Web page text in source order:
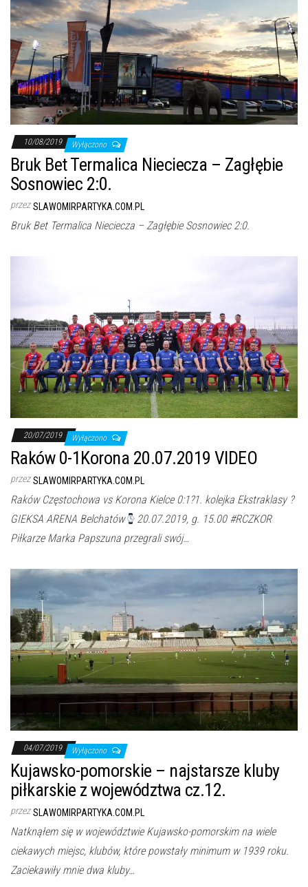
10/08/2019 Wyłączono
Bruk Bet Termalica Nieciecza – Zagłębie
Sosnowiec 2:0.
przez SLAWOMIRPARTYKA.COM.PL
Bruk Bet Termalica Nieciecza – Zagłębie Sosnowiec 2:0.
20/07/2019 Wyłączono
Raków 0-1Korona 20.07.2019 VIDEO
przez SLAWOMIRPARTYKA.COM.PL
Raków Częstochowa vs Korona Kielce 0:1?1. kolejka Ekstraklasy ?
GIEKSA ARENA Belchatów
20.07.2019, g. 15.00 #RCZKOR
Piłkarze Marka Papszuna przegrali swój…
04/07/2019 Wyłączono
Kujawsko-pomorskie – najstarsze kluby
piłkarskie z województwa cz.12.
przez SLAWOMIRPARTYKA.COM.PL
Natknąłem się w województwie Kujawsko-pomorskim na wiele
ciekawych miejsc, klubów, które powstały minimum w 1939 roku.
Zaciekawiły mnie dwa kluby…